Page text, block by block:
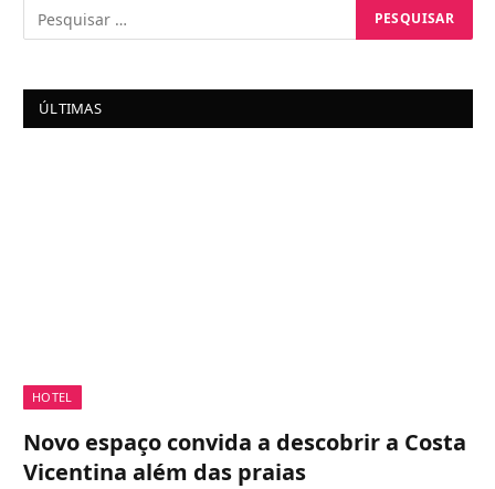
ÚLTIMAS
HOTEL
Novo espaço convida a descobrir a Costa
Vicentina além das praias